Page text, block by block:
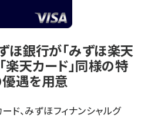
ほ銀行が「みずほ楽天
楽天カード」同様の特
遇を用意
ド、みずほフィナンシャルグ